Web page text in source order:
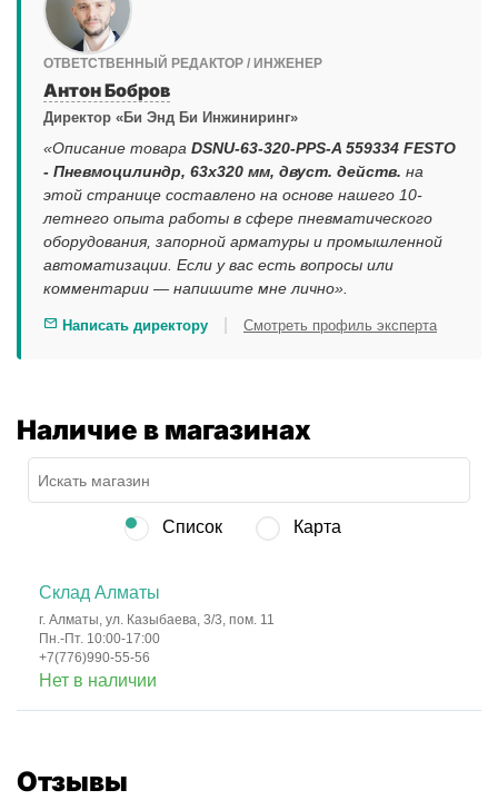
ОТВЕТСТВЕННЫЙ РЕДАКТОР / ИНЖЕНЕР
Антон Бобров
Директор «Би Энд Би Инжиниринг»
«Описание товара DSNU-63-320-PPS-A 559334 FESTO
- Пневмоцилиндр, 63x320 мм, двуст. действ. на
этой странице составлено на основе нашего 10-
летнего опыта работы в сфере пневматического
оборудования, запорной арматуры и промышленной
автоматизации. Если у вас есть вопросы или
комментарии — напишите мне лично».
Написать директору Смотреть профиль эксперта
Наличие в магазинах
Список Карта
Склад Алматы
г. Алматы, ул. Казыбаева, 3/3, пом. 11
Пн.-Пт. 10:00-17:00
+7(776)990-55-56
Нет в наличии
Отзывы